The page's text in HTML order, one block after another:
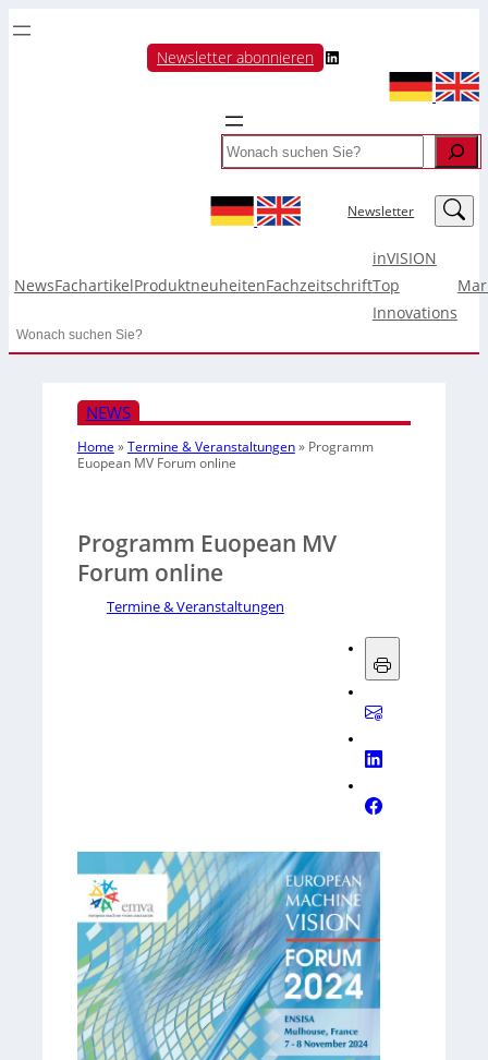
Newsletter abonnieren LinkedIn
Search
Newsletter LinkedIn
NewsFachartikelProduktneuheitenFachzeitschrift
inVISION
Top
Innovations
Search
NEWS
Home »Termine & Veranstaltungen» Programm
Euopean MV Forum online
Programm Euopean MV
Forum online
Termine & Veranstaltungen